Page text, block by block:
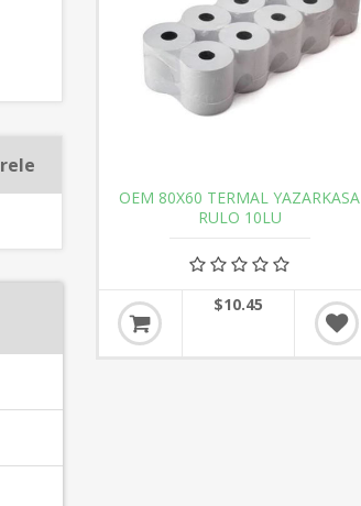
OEM 80X60 TERMAL YAZARKASA
RULO 10LU
$10.45